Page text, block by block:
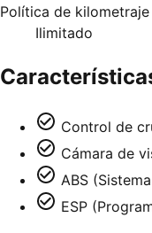
Política de kilometraje
Ilimitado
Control de
Cámara de
ABS
ESP